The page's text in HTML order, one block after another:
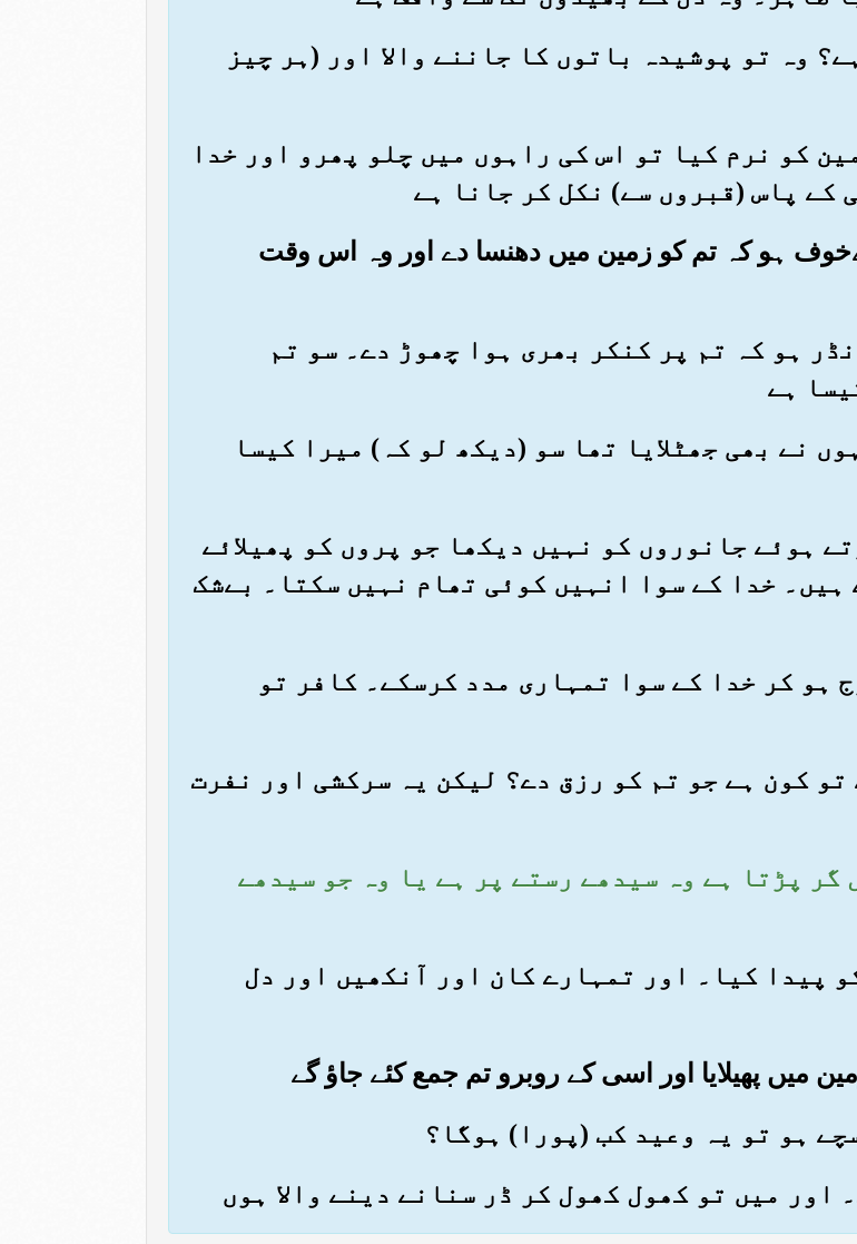
ہے؟ وہ تو پوشیدہ باتوں کا جاننے والا اور (ہر چیز
کو نرم کیا تو اس کی راہوں میں چلو پھرو اور خدا
کے پاس (قبروں سے) نکل کر جانا ہے
ہو کہ تم کو زمین میں دھنسا دے اور وہ اس وقت
نڈر ہو کہ تم پر کنکر بھری ہوا چھوڑ دے۔ سو تم
ہے
نے بھی جھٹلایا تھا سو (دیکھ لو کہ) میرا کیسا
ہوئے جانوروں کو نہیں دیکھا جو پروں کو پھیلائے
خدا کے سوا انہیں کوئی تھام نہیں سکتا۔ بےشک
ہو کر خدا کے سوا تمہاری مدد کرسکے۔ کافر تو
تو کون ہے جو تم کو رزق دے؟ لیکن یہ سرکشی اور نفرت
گر پڑتا ہے وہ سیدھے رستے پر ہے یا وہ جو سیدھے
کو پیدا کیا۔ اور تمہارے کان اور آنکھیں اور دل